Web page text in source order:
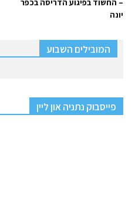
– החשוד בפיגוע הדריסה בכפר
יונה
המובילים השבוע
פייסבוק נתניה און ליין